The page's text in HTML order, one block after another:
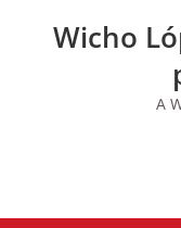
Wicho
A